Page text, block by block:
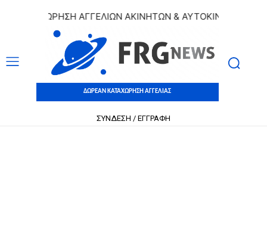
ΑΓΓΕΛΙΩΝ ΑΚΙΝΗΤΩΝ & ΑΥΤΟΚΙΝΗΤΩΝ |
ΔΩΡΕΑΝ ΚΑΤΑΧΩΡΗΣΗ ΑΓΓΕΛΙΑΣ
ΣΥΝΔΕΣΗ / ΕΓΓΡΑΦΗ